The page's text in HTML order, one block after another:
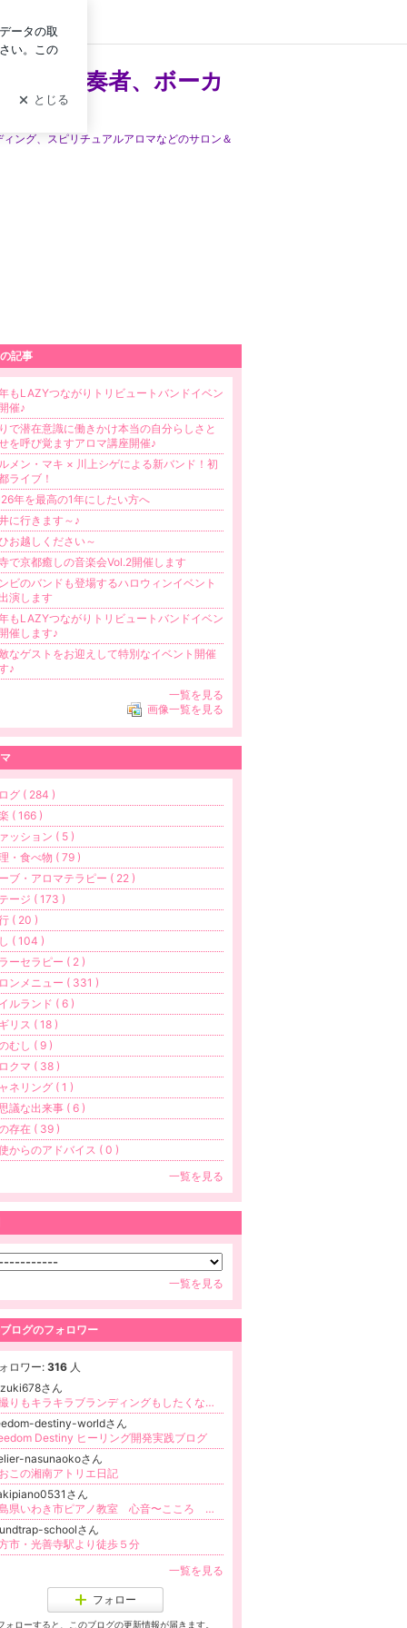
ン
ハープ奏者、ボーカ
ング、スピリチュアルアロマなどのサロン＆
記事
もLAZYつながりトリビュートバンドイベン
催♪
で潜在意識に働きかけ本当の自分らしさと
を呼び覚ますアロマ講座開催♪
メン・マキ × 川上シゲによる新バンド！初
ライブ！
年を最高の1年にしたい方へ
に行きます～♪
お越しください～
で京都癒しの音楽会Vol.2開催します
ビのバンドも登場するハロウィンイベント
演します
もLAZYつながりトリビュートバンドイベン
催します♪
なゲストをお迎えして特別なイベント開催
♪
一覧を見る
画像一覧を見る
グ ( 284 )
( 166 )
ッション ( 5 )
・食べ物 ( 79 )
ブ・アロマテラピー ( 22 )
ージ ( 173 )
( 20 )
( 104 )
ーセラピー ( 2 )
ンメニュー ( 331 )
ルランド ( 6 )
リス ( 18 )
むし ( 9 )
クマ ( 38 )
ネリング ( 1 )
議な出来事 ( 6 )
存在 ( 39 )
からのアドバイス ( 0 )
一覧を見る
一覧を見る
ログのフォロワー
ロワー: 316 人
さん
自撮りもキラキラブランディングもしたくない。私のままで選ばれてSNS疲れを卒業した理由（特典配布中）
destiny-worldさん
Destiny ヒーリング開発実践ブログ
nasunaokoさん
この湘南アトリエ日記
さん
福島県いわき市ピアノ教室 心音〜こころ 小林麻紀
schoolさん
市・光善寺駅より徒歩５分
一覧を見る
フォロー
ォローすると、このブログの更新情報が届きます。